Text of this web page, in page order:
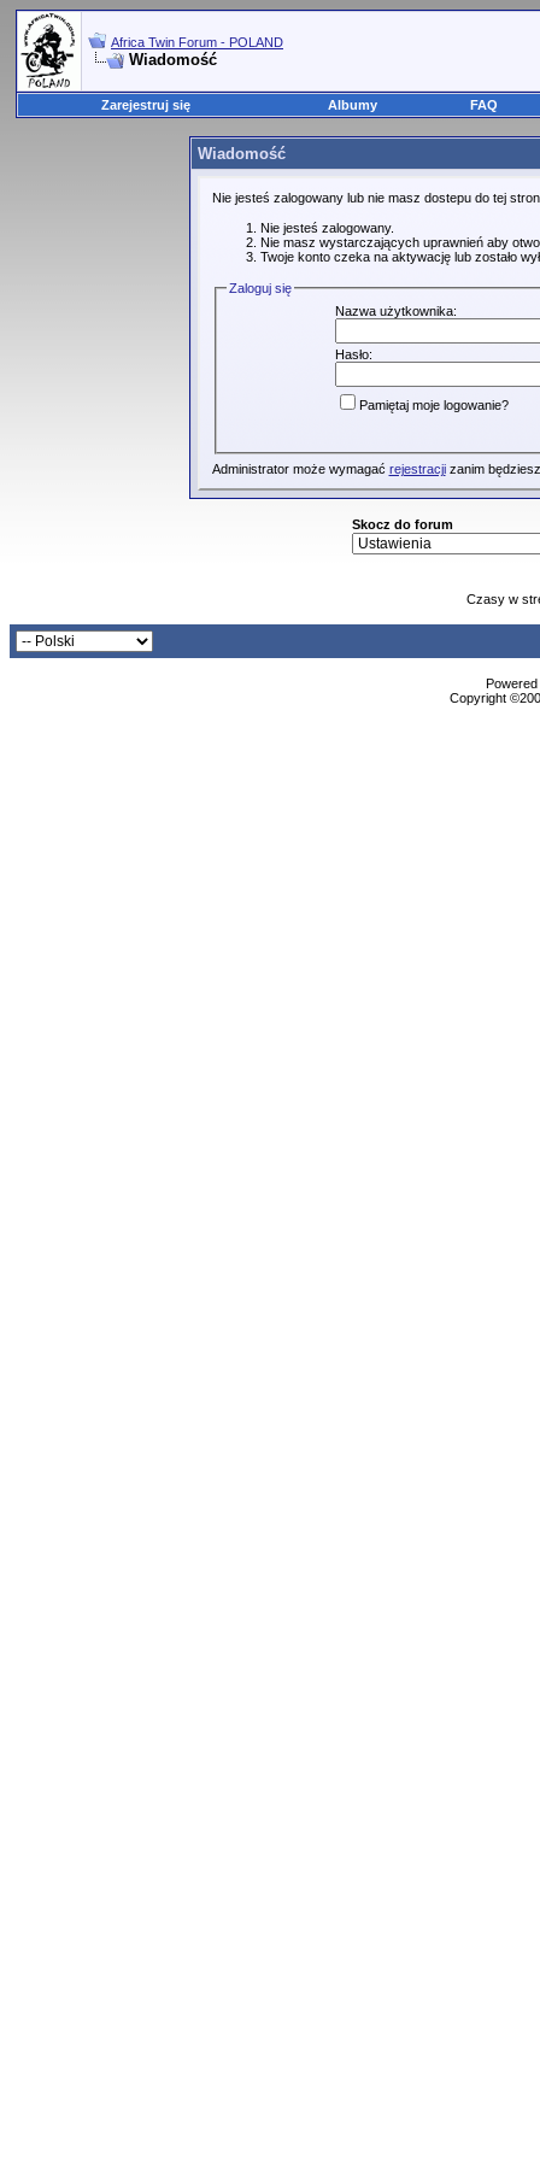
Africa Twin Forum - POLAND
Wiadomość
Zarejestruj się Albumy FAQ
Wiadomość
Nie jesteś zalogowany lub nie masz dostepu do tej
Nie jesteś zalogowany.
Nie masz wystarczających uprawnień aby
Twoje konto czeka na aktywację lub zostało
Zaloguj się
Nazwa użytkownika:
Hasło:
Pamiętaj moje logowanie?
Administrator może wymagać rejestracjizanim
Skocz do forum
Czasy w
Copyright